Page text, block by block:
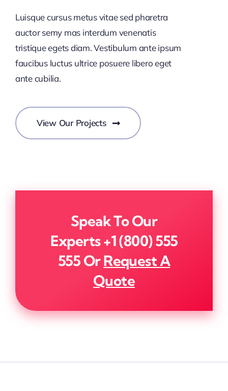
Luisque cursus metus vitae sed pharetra
auctor semy mas interdum venenatis
tristique egets diam. Vestibulum ante ipsum
faucibus luctus ultrice posuere libero eget
ante cubilia.
View Our Projects
Speak To Our
Experts+1 (800) 555
555 OrRequest A
Quote